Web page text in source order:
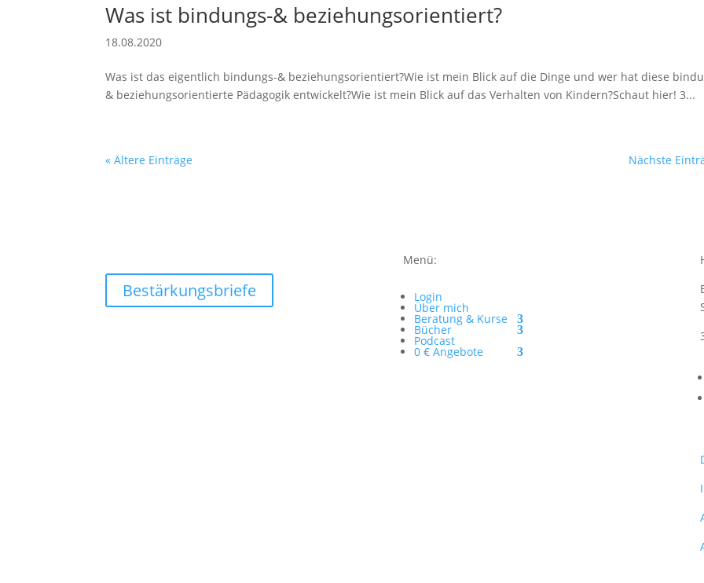
Was ist bindungs-& beziehungsorientiert?
18.08.2020
Was ist das eigentlich bindungs-& beziehungsorientiert?Wie ist mein Blick auf die Dinge und wer hat diese
& beziehungsorientierte Pädagogik entwickelt?Wie ist mein Blick auf das Verhalten von Kindern?Schaut hier! 3...
« Ältere Einträge Nächste
Bestärkungsbriefe
Menü:
Login
Über mich
Beratung & Kurse
Bücher
Podcast
0 € Angebote